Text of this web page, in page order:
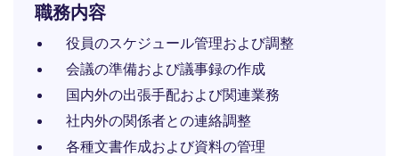
職務内容
役員のスケジュール管理および調整
会議の準備および議事録の作成
国内外の出張手配および関連業務
社内外の関係者との連絡調整
各種文書作成および資料の管理